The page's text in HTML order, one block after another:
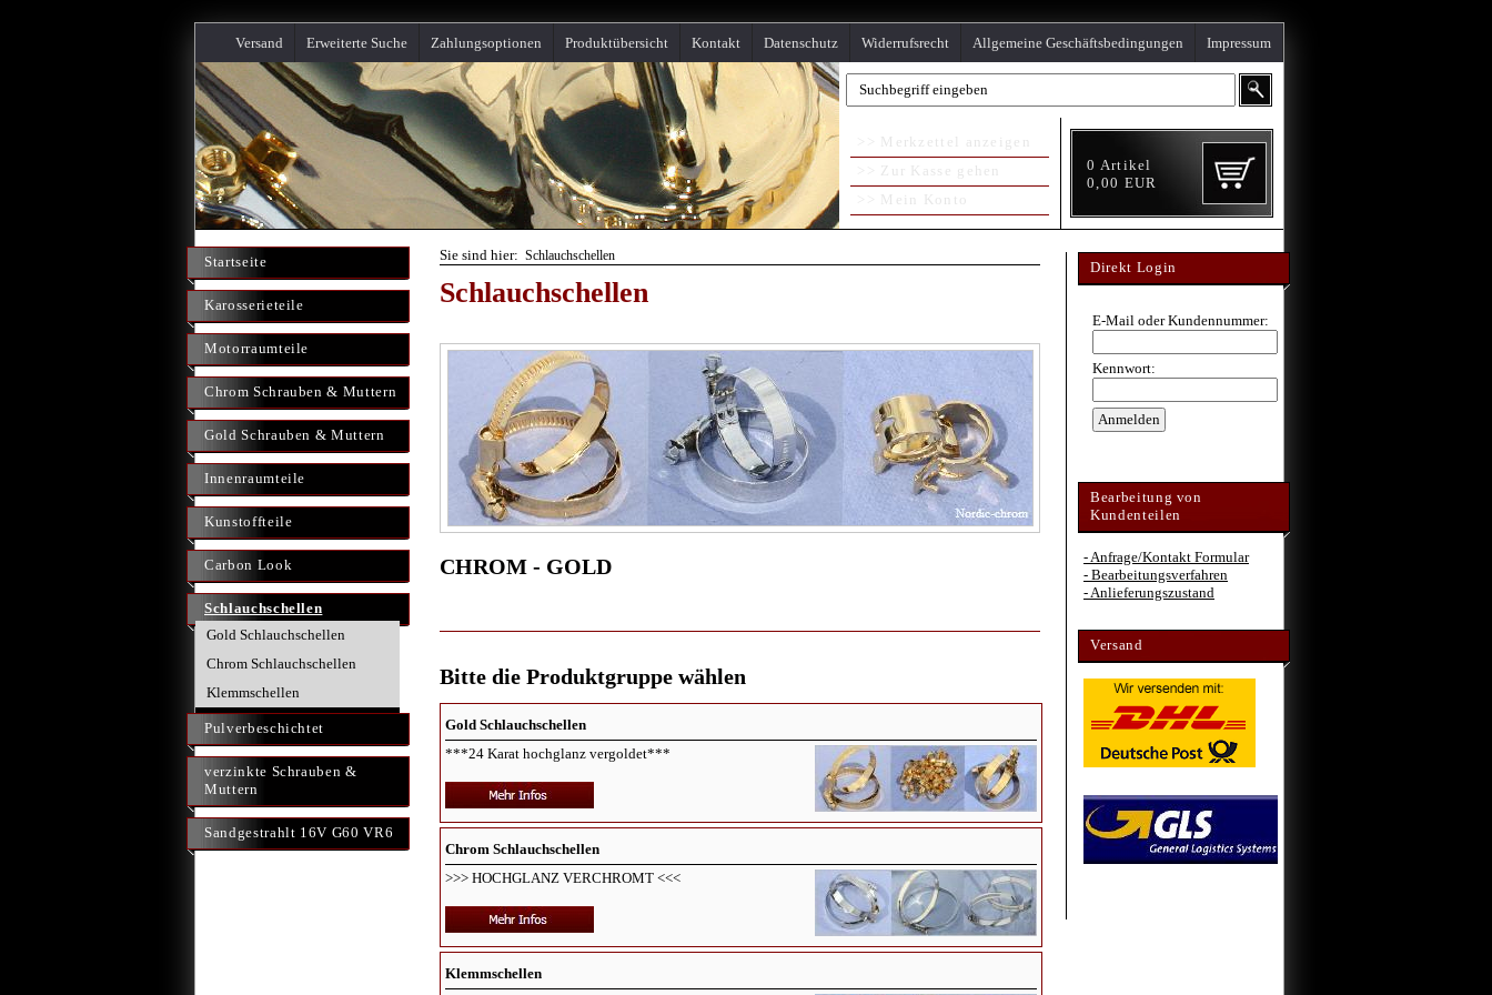
Impressum
Allgemeine Geschäftsbedingungen
Widerrufsrecht
Datenschutz
Kontakt
Produktübersicht
Zahlungsoptionen
Erweiterte Suche
Versand
>> Merkzettel anzeigen
>> Zur Kasse gehen
>> Mein Konto
0 Artikel
0,00 EUR
Startseite
Karosserieteile
Motorraumteile
Chrom Schrauben & Muttern
Gold Schrauben & Muttern
Innenraumteile
Kunstoffteile
Carbon Look
Schlauchschellen
Gold Schlauchschellen
Chrom Schlauchschellen
Klemmschellen
Pulverbeschichtet
verzinkte Schrauben &
Muttern
Sandgestrahlt 16V G60 VR6
Sie sind hier: Schlauchschellen
Schlauchschellen
CHROM - GOLD
Bitte die Produktgruppe wählen
Gold Schlauchschellen
***24 Karat hochglanz vergoldet***
Chrom Schlauchschellen
>>> HOCHGLANZ VERCHROMT <<<
Klemmschellen
Direkt Login
E-Mail oder Kundennummer:
Kennwort:
Bearbeitung von
Kundenteilen
- Anfrage/Kontakt Formular
- Bearbeitungsverfahren
- Anlieferungszustand
Versand